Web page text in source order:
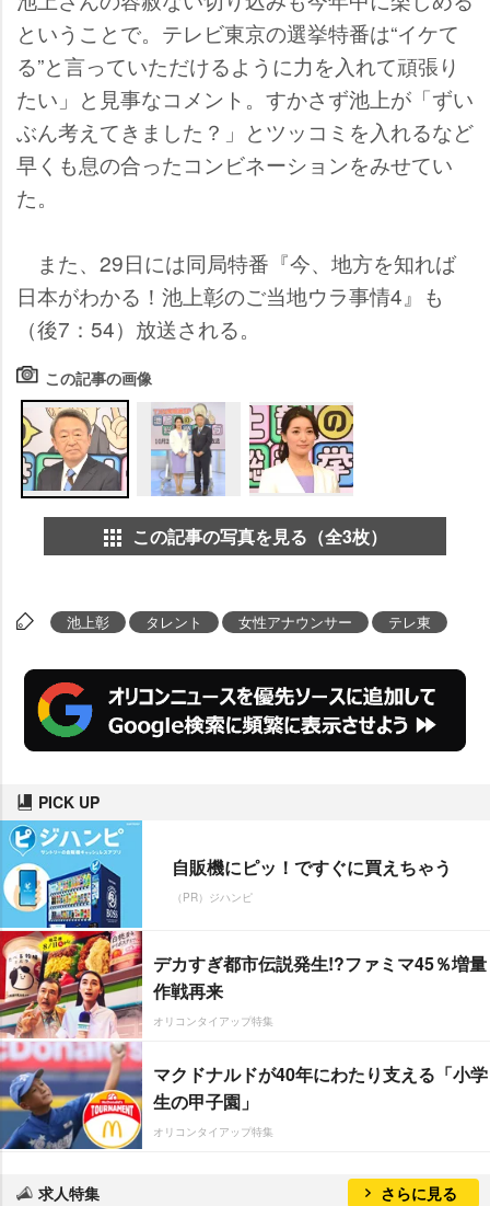
ということで。テレビ東京の選挙特番は“イケて
る”と言っていただけるように力を入れて頑張り
たい」と見事なコメント。すかさず池上が「ずい
ぶん考えてきました？」とツッコミを入れるなど
早くも息の合ったコンビネーションをみせてい
た。
また、29日には同局特番『今、地方を知れば
日本がわかる！池上彰のご当地ウラ事情4』も
（後7：54）放送される。
この記事の画像
この記事の写真を見る（全3枚）
池上彰 タレント 女性アナウンサー テレ東
PICK UP
自販機にピッ！ですぐに買えちゃう
（PR）ジハンピ
デカすぎ都市伝説発生!?ファミマ45％増量
作戦再来
オリコンタイアップ特集
マクドナルドが40年にわたり支える「小学
生の甲子園」
オリコンタイアップ特集
求人特集 さらに見る